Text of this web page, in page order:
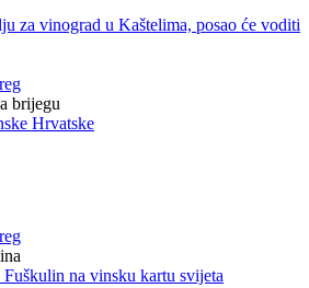
za vinograd u Kaštelima, posao će voditi
Hrvatske
na vinsku kartu svijeta